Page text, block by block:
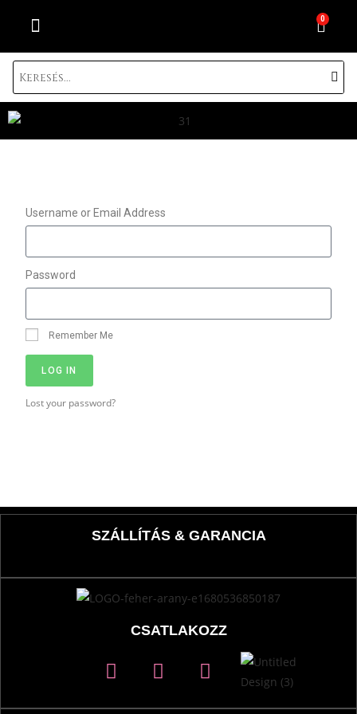
0
Username or Email Address
Password
Remember Me
LOG IN
Lost your password?
SZÁLLÍTÁS & GARANCIA
CSATLAKOZZ